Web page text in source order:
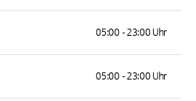
05:00 - 23:00 Uhr
05:00 - 23:00 Uhr